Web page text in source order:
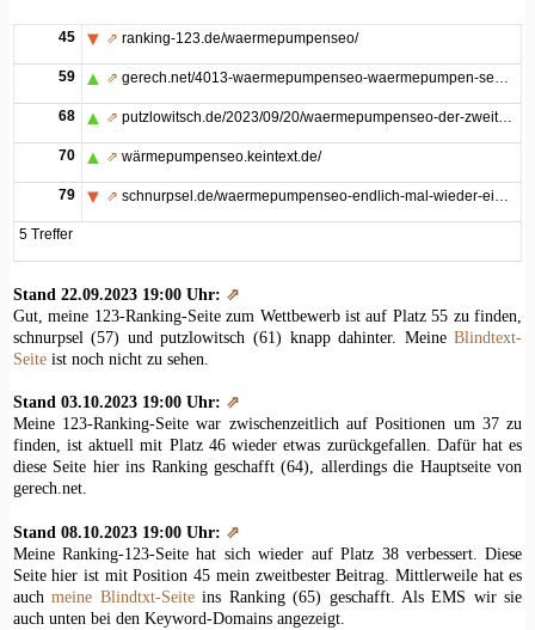
45 ⇗ ranking-123.de/waermepumpenseo/
59 ⇗ gerech.net/4013-waermepumpenseo-waermepumpen-seo-2023/
68 ⇗ putzlowitsch.de/2023/09/20/waermepumpenseo-der-zweite-seo-wettbewerb-2023/
70 ⇗ wärmepumpenseo.keintext.de/
79 ⇗ schnurpsel.de/waermepumpenseo-endlich-mal-wieder-ein-seo-wettbewerb-2813/
5 Treffer
Stand 22.09.2023 19:00 Uhr: ⇗
Gut, meine 123-Ranking-Seite zum Wettbewerb ist auf Platz 55 zu finden,
schnurpsel (57) und putzlowitsch (61) knapp dahinter. MeineBlindtext-
Seiteist noch nicht zu sehen.
Stand 03.10.2023 19:00 Uhr: ⇗
Meine 123-Ranking-Seite war zwischenzeitlich auf Positionen um 37 zu
finden, ist aktuell mit Platz 46 wieder etwas zurückgefallen. Dafür hat es
diese Seite hier ins Ranking geschafft (64), allerdings die Hauptseite von
gerech.net.
Stand 08.10.2023 19:00 Uhr: ⇗
Meine Ranking-123-Seite hat sich wieder auf Platz 38 verbessert. Diese
Seite hier ist mit Position 45 mein zweitbester Beitrag. Mittlerweile hat es
auchmeine Blindtxt-Seiteins Ranking (65) geschafft. Als EMS wir sie
auch unten bei den Keyword-Domains angezeigt.